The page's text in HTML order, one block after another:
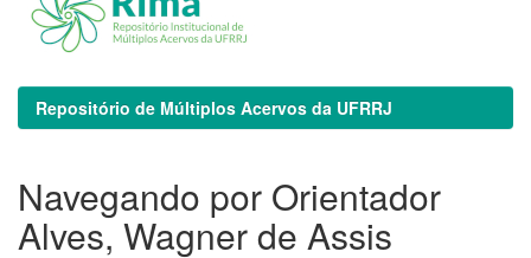
Repositório de Múltiplos Acervos da UFRRJ
Navegando por Orientador
Alves, Wagner de Assis